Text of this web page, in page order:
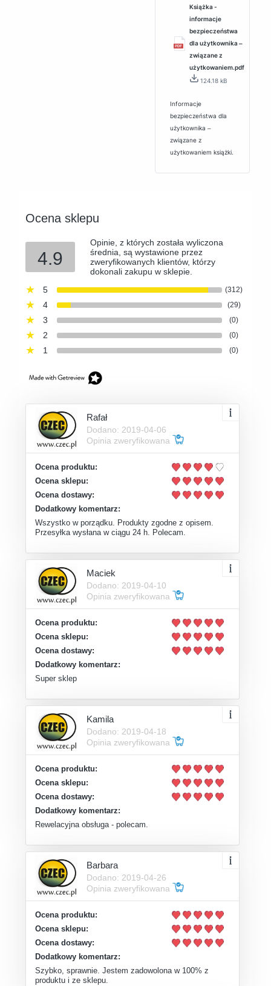
Książka -
informacje
bezpieczeństwa
dla użytkownika ‒
związane z
użytkowaniem.pdf
124.18 kB
Informacje
bezpieczeństwa dla
użytkownika ‒
związane z
użytkowaniem książki.
Ocena sklepu
4.9
Opinie, z których została wyliczona
średnia, są wystawione przez
zweryfikowanych klientów, którzy
dokonali zakupu w sklepie.
5
(312)
4 (29)
3 (0)
2 (0)
1 (0)
Rafał
Dodano: 2019-04-06
Opinia zweryfikowana
Ocena produktu:
Ocena sklepu:
Ocena dostawy:
Dodatkowy komentarz:
Wszystko w porządku. Produkty zgodne z opisem.
Przesyłka wysłana w ciągu 24 h. Polecam.
Maciek
Dodano: 2019-04-10
Opinia zweryfikowana
Ocena produktu:
Ocena sklepu:
Ocena dostawy:
Dodatkowy komentarz:
Super sklep
Kamila
Dodano: 2019-04-18
Opinia zweryfikowana
Ocena produktu:
Ocena sklepu:
Ocena dostawy:
Dodatkowy komentarz:
Rewelacyjna obsługa - polecam.
Barbara
Dodano: 2019-04-26
Opinia zweryfikowana
Ocena produktu:
Ocena sklepu:
Ocena dostawy:
Dodatkowy komentarz:
Szybko, sprawnie. Jestem zadowolona w 100% z
produktu i ze sklepu.